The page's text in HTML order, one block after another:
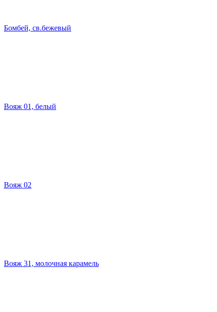
Бомбей, св.бежевый
Вояж 01, белый
Вояж 02
Вояж 31, молочная карамель